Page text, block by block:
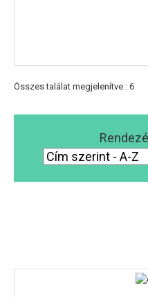
Összes találat megjelenítve : 6